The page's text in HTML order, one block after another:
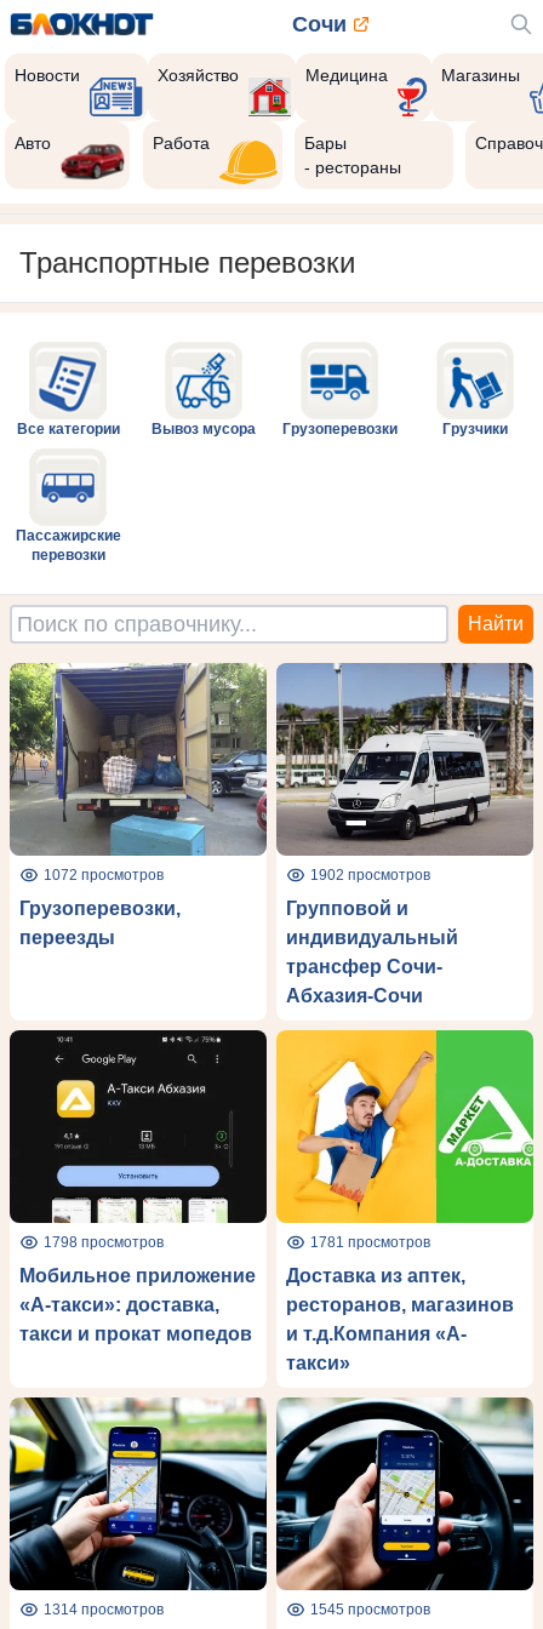
Сочи
Новости Хозяйство Медицина Магазины
Авто Работа
Бары
- рестораны
Транспортные перевозки
Все категории Вывоз мусора Грузоперевозки Грузчики
Пассажирские
перевозки
1072 просмотров
Грузоперевозки,
переезды
1902 просмотров
Групповой и
индивидуальный
трансфер Сочи-
Абхазия-Сочи
1798 просмотров
Мобильное приложение
«А-такси»: доставка,
такси и прокат мопедов
1781 просмотров
Доставка из аптек,
ресторанов, магазинов
и т.д.Компания «А-
такси»
1314 просмотров 1545 просмотров